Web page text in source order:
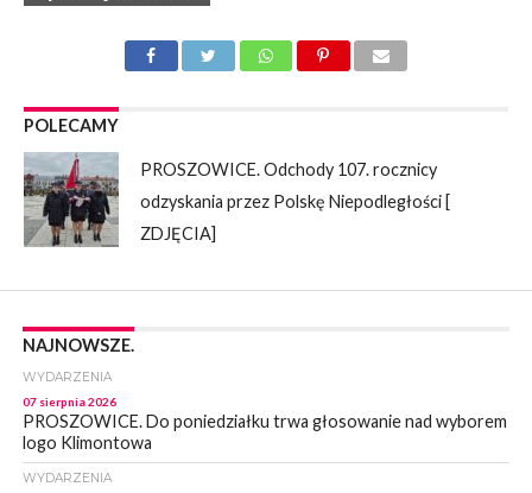
POLECAMY
PROSZOWICE. Odchody 107. rocznicy
odzyskania przez Polskę Niepodległości [
ZDJĘCIA]
NAJNOWSZE.
WYDARZENIA
07 sierpnia 2026
PROSZOWICE. Do poniedziałku trwa głosowanie nad wyborem
logo Klimontowa
WYDARZENIA